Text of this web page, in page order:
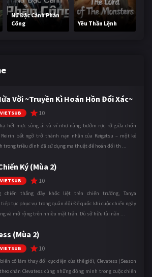
Nữ Đặc Cảnh Phản
Công
Yêu Thần Lệnh
Vời ~Truyền Kì Hoán Hồn Đổi Xác~
10
hết mực sủng ái và ví như nàng bướm rực rỡ giữa chốn
bất ngờ trở thành nạn nhân của Keigetsu – một kẻ
trong triều đình đã sử dụng ma thuật để hoán đổi th ...
Ký (Mùa 2)
10
chiến thắng đầy khốc liệt trên chiến trường, Tanya
tiếp tục phục vụ trong quân đội Đế quốc khi cuộc chiến ngày
và mở rộng trên nhiều mặt trận. Dù sở hữu tài năn ...
(Mùa 2)
10
cố làm thay đổi cục diện của thế giới, Clevatess (Season
chân Clevatess cùng những đồng minh trong cuộc chiến